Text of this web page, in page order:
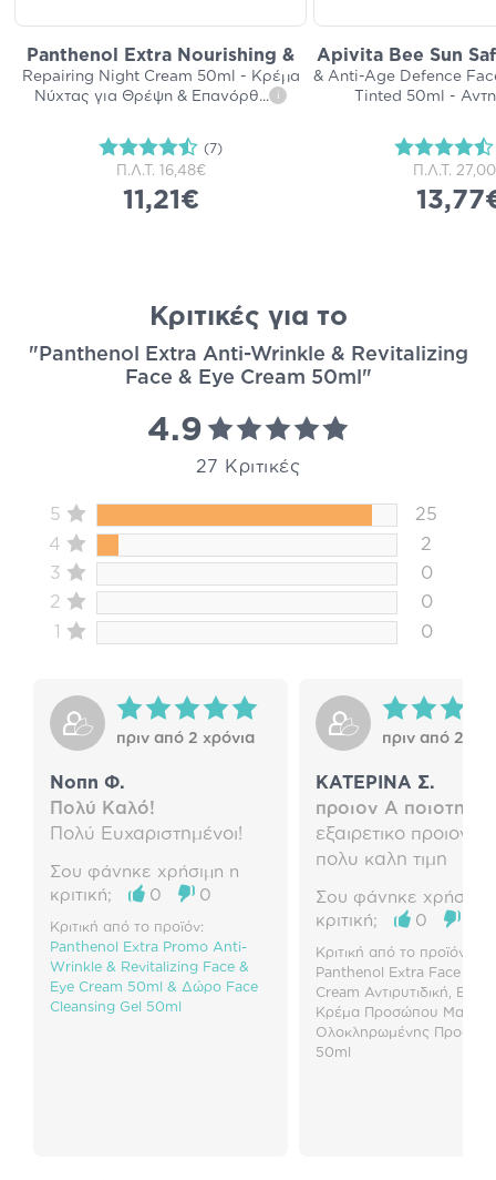
Panthenol Extra Nourishing &
Repairing Night Cream 50ml - Κρέμα
Νύχτας για Θρέψη & Επανόρθ... i
(7)
Π.Λ.Τ. 16,48€
11,21€
Apivita Bee Sun
& Anti-Age Defence
Tinted 50ml -
Π.Λ.Τ.
Κριτικές για το
"Panthenol Extra Anti-Wrinkle & Revitalizing
Face & Eye Cream 50ml"
4.9
27 Κριτικές
5
25
4
2
3
0
2
0
1
0
πριν από 2 χρόνια
Νοπη Φ.
Πολύ Καλό!
Πολύ Ευχαριστημένοι!
Σου φάνηκε χρήσιμη η
κριτική;
0 0
Κριτική από το προϊόν:
Panthenol Extra Promo Anti-
Wrinkle & Revitalizing Face &
Eye Cream 50ml & Δώρο Face
Cleansing Gel 50ml
πριν από 2
ΚΑΤΕΡΙΝΑ Σ.
προιον Α ποιοτητας
εξαιρετικο προιον σε
πολυ καλη τιμη
Σου φάνηκε χρήσιμη
κριτική;
0
Κριτική από το προϊόν:
Panthenol Extra Face &
Cream Αντιρυτιδική,
Κρέμα Προσώπου Ματιών
Ολοκληρωμένης
50ml